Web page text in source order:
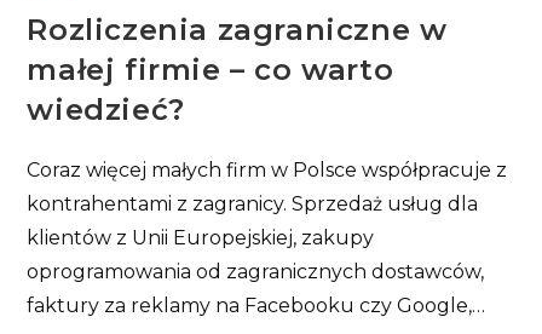
Rozliczenia zagraniczne w
małej firmie – co warto
wiedzieć?
Coraz więcej małych firm w Polsce współpracuje z
kontrahentami z zagranicy. Sprzedaż usług dla
klientów z Unii Europejskiej, zakupy
oprogramowania od zagranicznych dostawców,
faktury za reklamy na Facebooku czy Google,…